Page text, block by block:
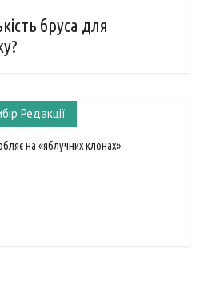
бруса для
Редакції
на «яблучних клонах»